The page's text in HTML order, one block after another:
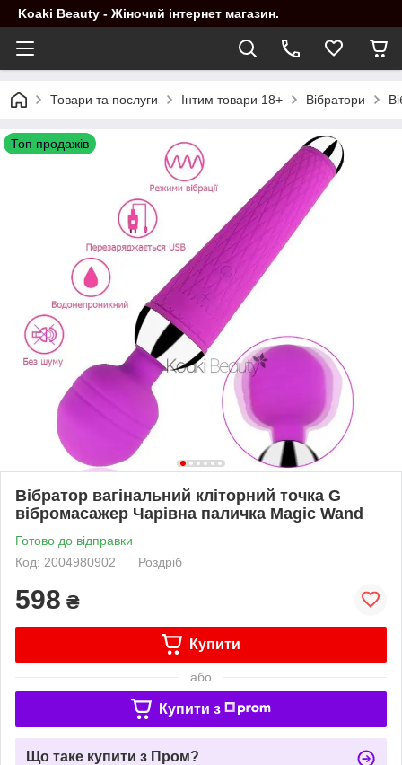
Koaki Beauty - Жіночий інтернет магазин.
Товари та послуги Інтим товари 18+ Вібратори
Топ продажів
Вібратор вагінальний кліторний точка G
вібромасажер Чарівна паличка Magic Wand
Готово до відправки
Код: 2004980902
Роздріб
598 ₴
Купити
або
Купити з
Що таке купити з Пром?